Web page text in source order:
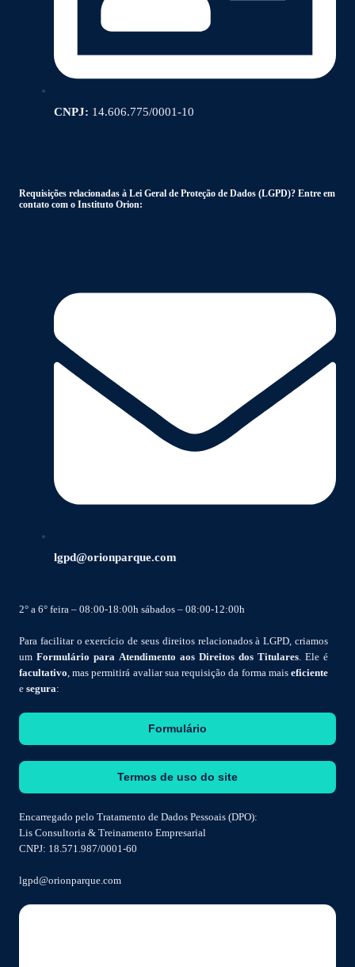
CNPJ: 14.606.775/0001-10
Requisições relacionadas à Lei Geral de Proteção de Dados (LGPD)? Entre em
contato com o Instituto Orion:
lgpd@orionparque.com
2° a 6° feira – 08:00-18:00h sábados – 08:00-12:00h
Para facilitar o exercício de seus direitos relacionados à LGPD, criamos
um Formulário para Atendimento aos Direitos dos Titulares. Ele é
facultativo, mas permitirá avaliar sua requisição da forma mais eficiente
e segura:
Formulário
Termos de uso do site
Encarregado pelo Tratamento de Dados Pessoais (DPO):
Lis Consultoria & Treinamento Empresarial
CNPJ: 18.571.987/0001-60
lgpd@orionparque.com